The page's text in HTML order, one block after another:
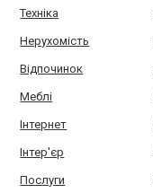
Техніка
Нерухомість
Відпочинок
Меблі
Інтернет
Інтер'єр
Послуги